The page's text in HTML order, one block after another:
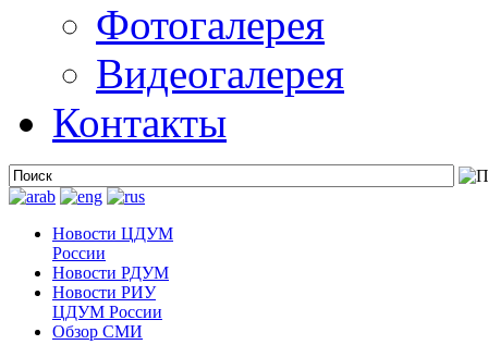
Фотогалерея
Видеогалерея
Контакты
Новости ЦДУМ
России
Новости РДУМ
Новости РИУ
ЦДУМ России
Обзор СМИ